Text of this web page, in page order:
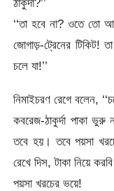
ঠাকুর্দা?’’
‘‘তা হবে না? ওতে তো
জোগাড়-ট্রেনের টিকিট!
চলে যা!’’
নিমাইচরণ রেগে বলেন,
কবরেজ-ঠাকুর্দা পাকা ভুরু
তবে হয়। তবে পয়সা
রেখে দিস, টাকা নিয়ে
পয়সা খরচের ভয়ে!